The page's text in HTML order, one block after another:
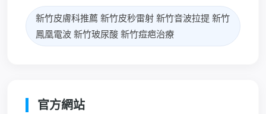
新竹皮膚科推薦 新竹皮秒雷射 新竹音波拉提 新竹
鳳凰電波 新竹玻尿酸 新竹痘疤治療
官方網站